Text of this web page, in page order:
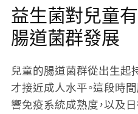
益生菌對兒童
腸道菌群發展
兒童的腸道菌群從出生起
才接近成人水平。這段時
響免疫系統成熟度，以及